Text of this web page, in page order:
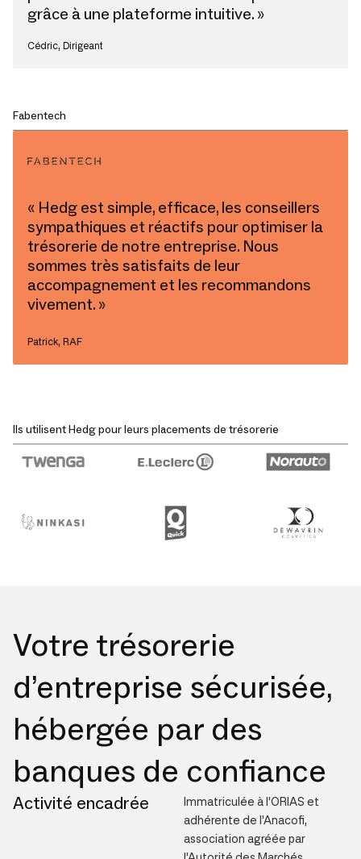
grâce à une plateforme intuitive. »
Cédric, Dirigeant
Fabentech
« Hedg est simple, efficace, les conseillers
sympathiques et réactifs pour optimiser la
trésorerie de notre entreprise. Nous
sommes très satisfaits de leur
accompagnement et les recommandons
vivement. »
Patrick, RAF
Ils utilisent Hedg pour leurs placements de trésorerie
Votre trésorerie
d’entreprise sécurisée,
hébergée par des
banques de confiance
Activité encadrée
Immatriculée à l’ORIAS et
adhérente de l’Anacofi,
association agréée par